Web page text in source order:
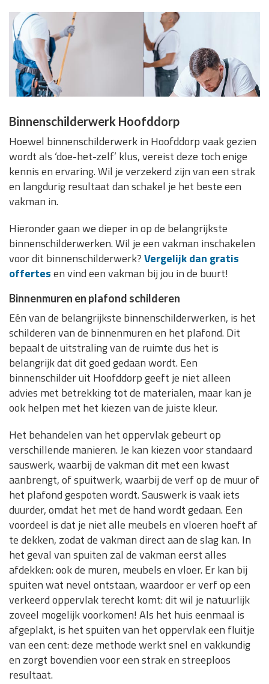
Binnenschilderwerk Hoofddorp
Hoewel binnenschilderwerk in Hoofddorp vaak gezien
wordt als ‘doe-het-zelf’ klus, vereist deze toch enige
kennis en ervaring. Wil je verzekerd zijn van een strak
en langdurig resultaat dan schakel je het beste een
vakman in.
Hieronder gaan we dieper in op de belangrijkste
binnenschilderwerken. Wil je een vakman inschakelen
voor dit binnenschilderwerk?Vergelijk dan gratis
offertesen vind een vakman bij jou in de buurt!
Binnenmuren en plafond schilderen
Eén van de belangrijkste binnenschilderwerken, is het
schilderen van de binnenmuren en het plafond. Dit
bepaalt de uitstraling van de ruimte dus het is
belangrijk dat dit goed gedaan wordt. Een
binnenschilder uit Hoofddorp geeft je niet alleen
advies met betrekking tot de materialen, maar kan je
ook helpen met het kiezen van de juiste kleur.
Het behandelen van het oppervlak gebeurt op
verschillende manieren. Je kan kiezen voor standaard
sauswerk, waarbij de vakman dit met een kwast
aanbrengt, of spuitwerk, waarbij de verf op de muur of
het plafond gespoten wordt. Sauswerk is vaak iets
duurder, omdat het met de hand wordt gedaan. Een
voordeel is dat je niet alle meubels en vloeren hoeft af
te dekken, zodat de vakman direct aan de slag kan. In
het geval van spuiten zal de vakman eerst alles
afdekken: ook de muren, meubels en vloer. Er kan bij
spuiten wat nevel ontstaan, waardoor er verf op een
verkeerd oppervlak terecht komt: dit wil je natuurlijk
zoveel mogelijk voorkomen! Als het huis eenmaal is
afgeplakt, is het spuiten van het oppervlak een fluitje
van een cent: deze methode werkt snel en vakkundig
en zorgt bovendien voor een strak en streeploos
resultaat.